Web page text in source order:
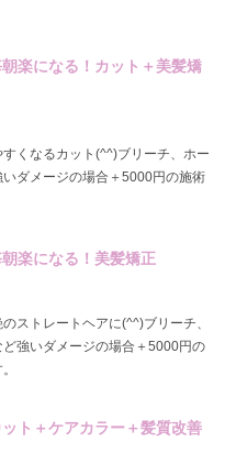
朝楽になる！カット＋美髪矯
くなるカット(^^)ブリーチ、ホー
ダメージの場合＋5000円の施術
朝楽になる！美髪矯正
ストレートヘアに(^^)ブリーチ、
強いダメージの場合＋5000円の
ット＋ケアカラー＋髪質改善